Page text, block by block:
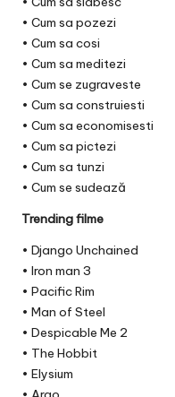
• Cum sa pozezi
• Cum sa cosi
• Cum sa meditezi
• Cum se zugraveste
• Cum sa construiesti
• Cum sa economisesti
• Cum sa pictezi
• Cum sa tunzi
• Cum se sudează
Trending filme
• Django Unchained
• Iron man 3
• Pacific Rim
• Man of Steel
• Despicable Me 2
• The Hobbit
• Elysium